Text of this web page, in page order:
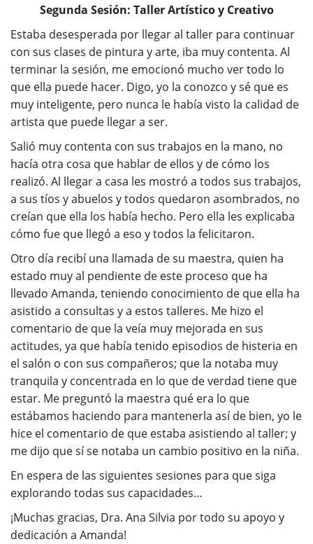
Segunda Sesión: Taller Artístico y Creativo
Estaba desesperada por llegar al taller para continuar
con sus clases de pintura y arte, iba muy contenta. Al
terminar la sesión, me emocionó mucho ver todo lo
que ella puede hacer. Digo, yo la conozco y sé que es
muy inteligente, pero nunca le había visto la calidad de
artista que puede llegar a ser.
Salió muy contenta con sus trabajos en la mano, no
hacía otra cosa que hablar de ellos y de cómo los
realizó. Al llegar a casa les mostró a todos sus trabajos,
a sus tíos y abuelos y todos quedaron asombrados, no
creían que ella los había hecho. Pero ella les explicaba
cómo fue que llegó a eso y todos la felicitaron.
Otro día recibí una llamada de su maestra, quien ha
estado muy al pendiente de este proceso que ha
llevado Amanda, teniendo conocimiento de que ella ha
asistido a consultas y a estos talleres. Me hizo el
comentario de que la veía muy mejorada en sus
actitudes, ya que había tenido episodios de histeria en
el salón o con sus compañeros; que la notaba muy
tranquila y concentrada en lo que de verdad tiene que
estar. Me preguntó la maestra qué era lo que
estábamos haciendo para mantenerla así de bien, yo le
hice el comentario de que estaba asistiendo al taller; y
me dijo que sí se notaba un cambio positivo en la niña.
En espera de las siguientes sesiones para que siga
explorando todas sus capacidades…
¡Muchas gracias, Dra. Ana Silvia por todo su apoyo y
dedicación a Amanda!